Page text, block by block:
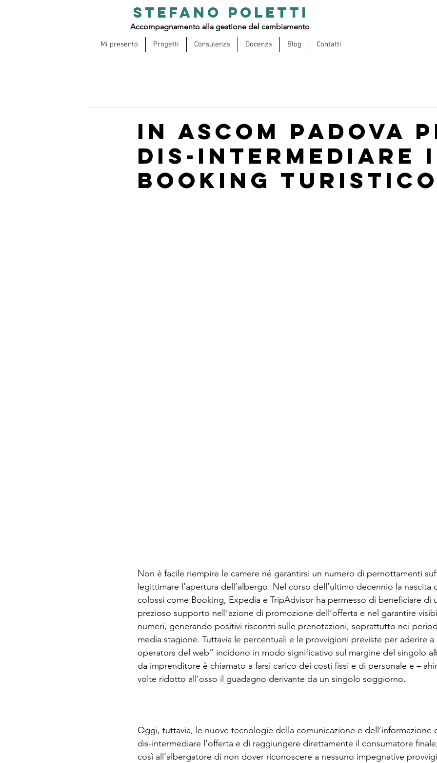
STEFANO POLETTI
Accompagnamento alla gestione del cambiamento
Mi presento Progetti Consulenza Docenza Blog Contatti
In Ascom Padova
dis-intermediare
booking turistico
Non è facile riempire le camere né garantirsi un numero di pernottamenti
legittimare l’apertura dell’albergo. Nel corso dell’ultimo decennio la nascita
colossi come Booking, Expedia e TripAdvisor ha permesso di beneficiare di
prezioso supporto nell’azione di promozione dell’offerta e nel garantire
numeri, generando positivi riscontri sulle prenotazioni, soprattutto nei
media stagione. Tuttavia le percentuali e le provvigioni previste per aderire
operators del web” incidono in modo significativo sul margine del singolo
da imprenditore è chiamato a farsi carico dei costi fissi e di personale e –
volte ridotto all’osso il guadagno derivante da un singolo soggiorno.
Oggi, tuttavia, le nuove tecnologie della comunicazione e dell’informazione
dis-intermediare l’offerta e di raggiungere direttamente il consumatore
così all’albergatore di non dover riconoscere a nessuno impegnative